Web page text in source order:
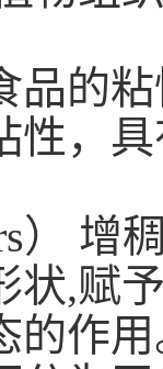
品的
性，
） 增
状,赋
的作